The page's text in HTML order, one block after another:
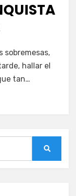
sobremesas,
hallar el
tan…